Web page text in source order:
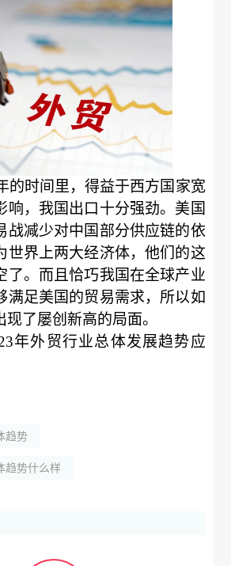
的时间里，得益于西方国家宽
响，我国出口十分强劲。美国
战减少对中国部分供应链的依
世界上两大经济体，他们的这
了。而且恰巧我国在全球产业
满足美国的贸易需求，所以如
了屡创新高的局面。
年外贸行业总体发展趋势应
趋势
趋势什么样